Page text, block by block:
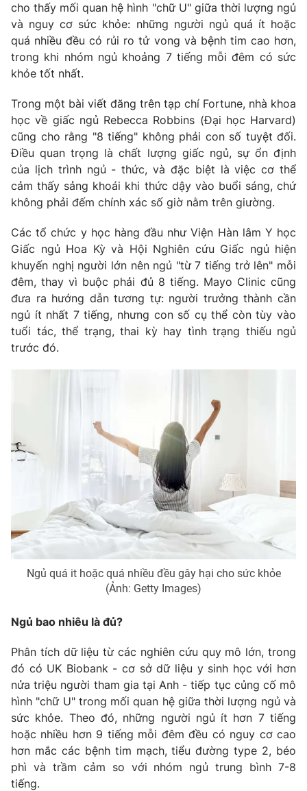
Cơ quan chủ quản: Đài Truyền hình Việt Nam
Cơ quan báo chí:
Thời báo VTV
Giấy phép hoạt động báo in và báo điện tử số 483/GP-BTTTT
cấp ngày 29/12/2023
Phó Tổng Biên tập:Nguyễn Thị Mỹ Hạnh, Phạm Quốc Thắng,
Nguyễn Trọng Ninh
Tổng đài VTV:024.38 355 931 - 024.38 355 932
Ðiện thoại Thời báo VTV:024.66 897 897
Email: toasoan@vtv.vn
Liên hệ quảng cáo:
024-7300.7108
thuận bằng văn bản. Ghi rõ nguồn VTV.vn khi phát hành lại
cho thấy mối quan hệ hình "chữ U" giữa thời lượng ngủ
và nguy cơ sức khỏe: những người ngủ quá ít hoặc
quá nhiều đều có rủi ro tử vong và bệnh tim cao hơn,
trong khi nhóm ngủ khoảng 7 tiếng mỗi đêm có sức
khỏe tốt nhất.
Trong một bài viết đăng trên tạp chí Fortune, nhà khoa
học về giấc ngủ Rebecca Robbins (Đại học Harvard)
cũng cho rằng "8 tiếng" không phải con số tuyệt đối.
Điều quan trọng là chất lượng giấc ngủ, sự ổn định
của lịch trình ngủ - thức, và đặc biệt là việc cơ thể
cảm thấy sảng khoái khi thức dậy vào buổi sáng, chứ
không phải đếm chính xác số giờ nằm trên giường.
Các tổ chức y học hàng đầu như Viện Hàn lâm Y học
Giấc ngủ Hoa Kỳ và Hội Nghiên cứu Giấc ngủ hiện
khuyến nghị người lớn nên ngủ "từ 7 tiếng trở lên" mỗi
đêm, thay vì buộc phải đủ 8 tiếng. Mayo Clinic cũng
đưa ra hướng dẫn tương tự: người trưởng thành cần
ngủ ít nhất 7 tiếng, nhưng con số cụ thể còn tùy vào
tuổi tác, thể trạng, thai kỳ hay tình trạng thiếu ngủ
trước đó.
Ngủ quá it hoặc quá nhiều đều gây hại cho sức khỏe
(Ảnh: Getty Images)
Ngủ bao nhiêu là đủ?
Phân tích dữ liệu từ các nghiên cứu quy mô lớn, trong
đó có UK Biobank - cơ sở dữ liệu y sinh học với hơn
nửa triệu người tham gia tại Anh - tiếp tục củng cố mô
hình "chữ U" trong mối quan hệ giữa thời lượng ngủ và
sức khỏe. Theo đó, những người ngủ ít hơn 7 tiếng
hoặc nhiều hơn 9 tiếng mỗi đêm đều có nguy cơ cao
hơn mắc các bệnh tim mạch, tiểu đường type 2, béo
phì và trầm cảm so với nhóm ngủ trung bình 7-8
tiếng.